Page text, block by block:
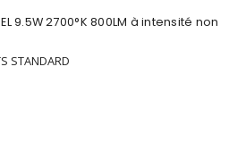
9.5W 2700°K 800LM à intensité non
STANDARD